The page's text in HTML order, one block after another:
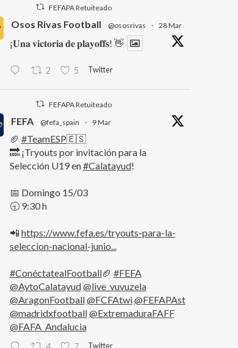
FEFAPA Retuiteado
Osos Rivas Football @ososrivas · 28 Mar
¡𝐔𝐧𝐚 𝐯𝐢𝐜𝐭𝐨𝐫𝐢𝐚 𝐝𝐞 𝐩𝐥𝐚𝐲𝐨𝐟𝐟𝐬! 👋
2 5 Twitter
FEFAPA Retuiteado
FEFA @fefa_spain · 9 Mar
🏈 #TeamESP🇪🇸
🔜 ¡Tryouts por invitación para la
Selección U19 en#Calatayud!
📅 Domingo 15/03
🕤 9:30 h
📲 https://www.fefa.es/tryouts-para-la-
seleccion-nacional-junio...
#ConéctatealFootball🏈 #FEFA
@AytoCalatayud@live_vuvuzela
@AragonFootball@FCFAtwi@FEFAPAst
@madridxfootball@ExtremaduraFAFF
@FAFA_Andalucia
Twitter